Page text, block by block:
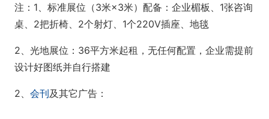
注：1、标准展位（3米×3米）配备：企业楣板、1张咨询
桌、2把折椅、2个射灯、1个220V插座、地毯
2、光地展位：36平方米起租，无任何配置，企业需提前
设计好图纸并自行搭建
2、 会刊及其它广告：